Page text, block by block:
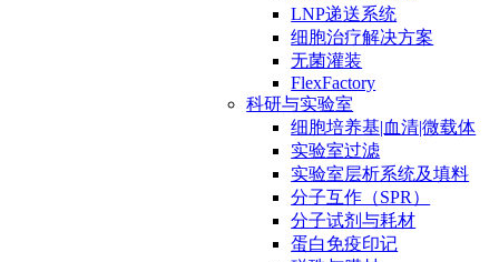
LNP递送系统
细胞治疗解决方案
无菌灌装
FlexFactory
科研与实验室
细胞培养基|血清|微载体
实验室过滤
实验室层析系统及填料
分子互作（SPR）
分子试剂与耗材
蛋白免疫印记